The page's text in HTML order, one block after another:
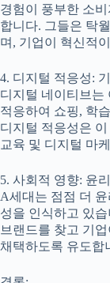
경험이 풍부한 소
합니다. 그들은 탁
며, 기업이 혁신적
4. 디지털 적응성:
디지털 네이티브는
적응하여 쇼핑, 학
디지털 적응성은
교육 및 디지털 마
5. 사회적 영향: 윤
A세대는 점점 더
성을 인식하고 있
브랜드를 찾고 기
채택하도록 유도합